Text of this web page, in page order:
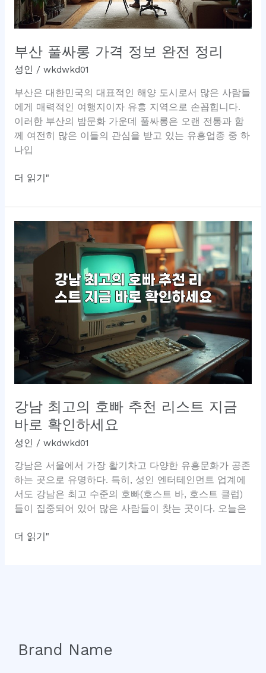
용
후
부산 풀싸롱 가격 정보 완전 정리
성인 / wkdwkd01
부산은 대한민국의 대표적인 해양 도시로서 많은 사람들
에게 매력적인 여행지이자 유흥 지역으로 손꼽힙니다.
이러한 부산의 밤문화 가운데 풀싸롱은 오랜 전통과 함
께 여전히 많은 이들의 관심을 받고 있는 유흥업종 중 하
나입
부
풀
싸
가
격
정
보
완
전
정
리
더 읽기"
강남 최고의 호빠 추천 리스트 지금
바로 확인하세요
성인 / wkdwkd01
강남은 서울에서 가장 활기차고 다양한 유흥문화가 공존
하는 곳으로 유명하다. 특히, 성인 엔터테인먼트 업계에
서도 강남은 최고 수준의 호빠(호스트 바, 호스트 클럽)
들이 집중되어 있어 많은 사람들이 찾는 곳이다. 오늘은
강
천
더 읽기"
Brand Name